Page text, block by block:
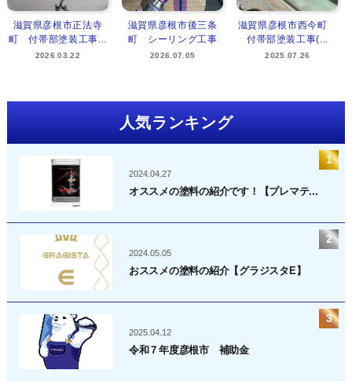
滋賀県彦根市正法寺
町 付帯部塗装工事...
2026.03.22
滋賀県彦根市後三条
町 シーリング工事
2026.07.05
滋賀県彦根市西今町
付帯部塗装工事(...
2025.07.26
人気ランキング
2024.04.27
オススメの塗料の紹介です！【プレマテ...
2024.05.05
おススメの塗料の紹介【グラジスタE】
2025.04.12
令和７年度彦根市 補助金